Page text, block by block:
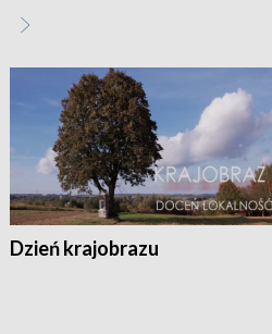
Dzień krajobrazu